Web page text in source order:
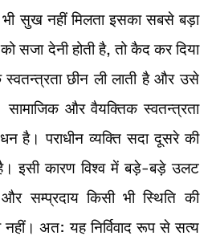
भी सुख नहीं मिलता इसका सबसे बड़ा
सजा देनी होती है, तो कैद कर दिया
छीन ली लाती है और उसे
और वैयक्तिक स्वतन्त्रता
है। पराधीन व्यक्ति सदा दूसरे की
इसी कारण विश्व में बड़े-बड़े उलट
सम्प्रदाय किसी भी स्थिति की
नहीं। अत: यह निर्विवाद रूप से सत्य